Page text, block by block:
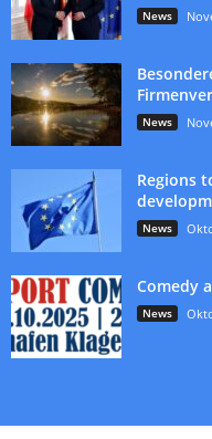
News
News
Regions
News
Comedy
News